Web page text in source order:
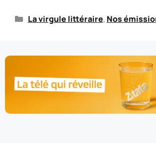
La virgule littéraire, Nos